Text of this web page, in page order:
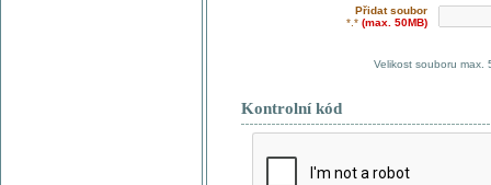
Přidat soubor
*.* (max. 50MB)
Velikost souboru max.
Kontrolní kód